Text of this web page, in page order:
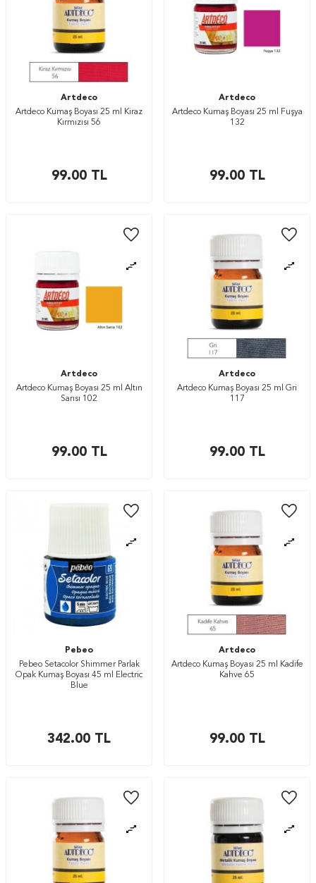
Artdeco
Artdeco Kumaş Boyası 25 ml Kiraz
Kırmızısı 56
99.00TL
Artdeco
Artdeco Kumaş Boyası 25 ml Fuşya
132
99.00TL
Artdeco
Artdeco Kumaş Boyası 25 ml Altın
Sarısı 102
99.00TL
Artdeco
Artdeco Kumaş Boyası 25 ml Gri
117
99.00TL
Pebeo
Pebeo Setacolor Shimmer Parlak
Opak Kumaş Boyası 45 ml Electric
Blue
342.00 TL
Artdeco
Artdeco Kumaş Boyası 25 ml Kadife
Kahve 65
99.00TL